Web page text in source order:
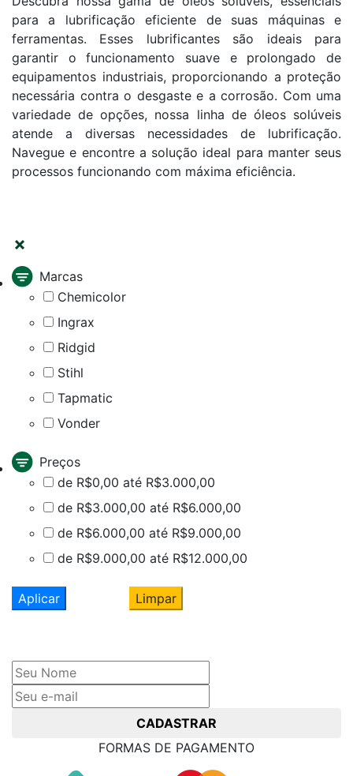
para a lubrificação eficiente de suas máquinas e
ferramentas. Esses lubrificantes são ideais para
garantir o funcionamento suave e prolongado de
equipamentos industriais, proporcionando a proteção
necessária contra o desgaste e a corrosão. Com uma
variedade de opções, nossa linha de óleos solúveis
atende a diversas necessidades de lubrificação.
Navegue e encontre a solução ideal para manter seus
processos funcionando com máxima eficiência.
Marcas
Chemicolor
Ingrax
Ridgid
Stihl
Tapmatic
Vonder
Preços
de R$0,00 até R$3.000,00
de R$3.000,00 até R$6.000,00
de R$6.000,00 até R$9.000,00
de R$9.000,00 até R$12.000,00
Aplicar Limpar
CADASTRAR
FORMAS DE PAGAMENTO